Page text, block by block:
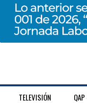
TELEVISIÓN